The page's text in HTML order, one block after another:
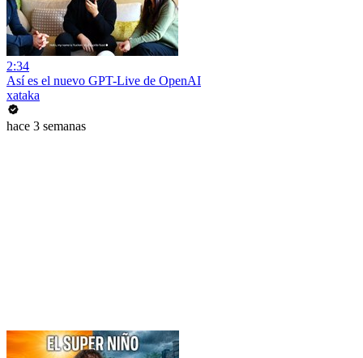
2:34
Así es el nuevo GPT-Live de OpenAI
xataka
hace 3 semanas